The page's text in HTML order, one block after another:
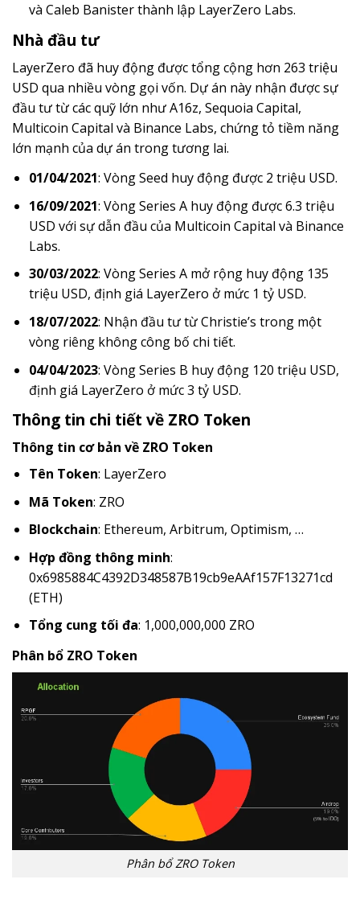
và Caleb Banister thành lập LayerZero Labs.
Nhà đầu tư
LayerZero đã huy động được tổng cộng hơn 263 triệu
USD qua nhiều vòng gọi vốn. Dự án này nhận được sự
đầu tư từ các quỹ lớn như A16z, Sequoia Capital,
Multicoin Capital và Binance Labs, chứng tỏ tiềm năng
lớn mạnh của dự án trong tương lai.
01/04/2021: Vòng Seed huy động được 2 triệu USD.
16/09/2021: Vòng Series A huy động được 6.3 triệu
USD với sự dẫn đầu của Multicoin Capital và Binance
Labs.
30/03/2022: Vòng Series A mở rộng huy động 135
triệu USD, định giá LayerZero ở mức 1 tỷ USD.
18/07/2022: Nhận đầu tư từ Christie’s trong một
vòng riêng không công bố chi tiết.
04/04/2023: Vòng Series B huy động 120 triệu USD,
định giá LayerZero ở mức 3 tỷ USD.
Thông tin chi tiết về ZRO Token
Thông tin cơ bản về ZRO Token
Tên Token: LayerZero
Mã Token: ZRO
Blockchain: Ethereum, Arbitrum, Optimism, …
Hợp đồng thông minh:
0x6985884C4392D348587B19cb9eAAf157F13271cd
(ETH)
Tổng cung tối đa: 1,000,000,000 ZRO
Phân bổ ZRO Token
Phân bổ ZRO Token